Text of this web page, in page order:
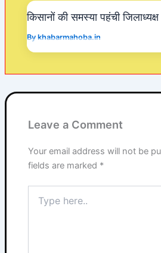
किसानों की समस्या पहंची
Bykhabarmahoba.in
Leave a Comment
Your email address will not be
fields are marked *
here..